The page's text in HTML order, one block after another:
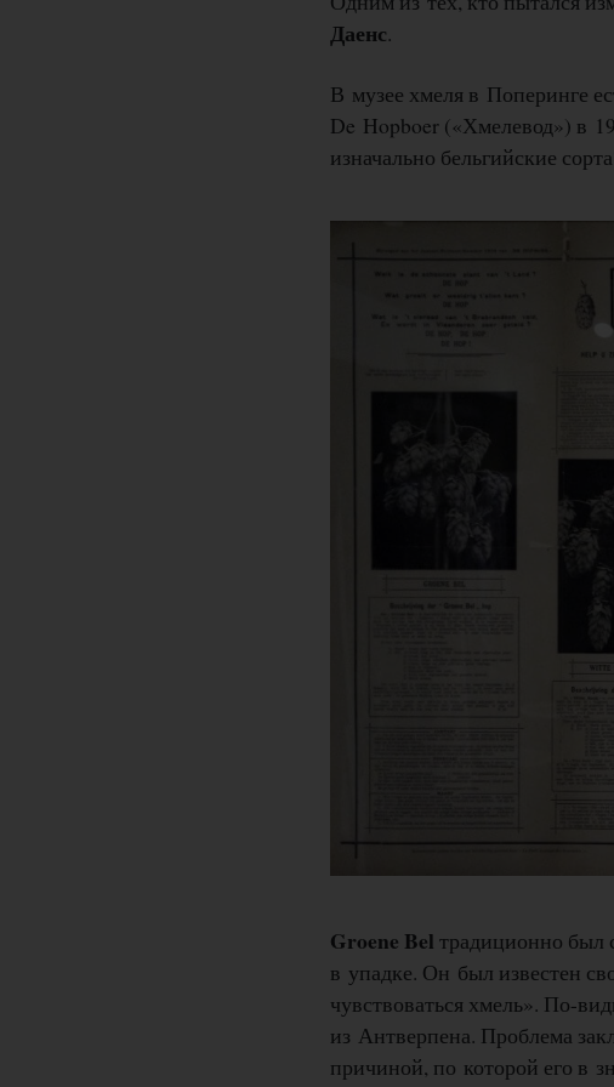
Даенс.
В музее хмеля в Поперинге
De Hopboer («Хмелевод») в
изначально бельгийские
Groene Bel традиционно был
в упадке. Он был известен
чувствоваться хмель». По-
из Антверпена. Проблема
причиной, по которой его в